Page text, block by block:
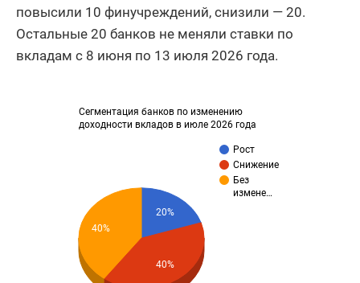
повысили 10 финучреждений, снизили — 20.
Остальные 20 банков не меняли ставки по
вкладам с 8 июня по 13 июля 2026 года.
Сегментация банков по изменению
доходности вкладов в июле 2026 года
Рост
Снижение
Без
измене…
20%
40%
40%